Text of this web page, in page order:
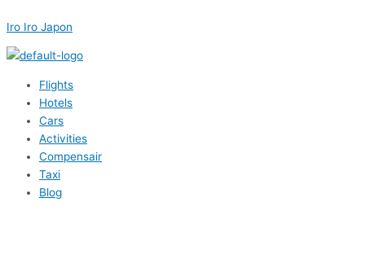
容
を
ス
Iro Iro Japon
Flights
Hotels
Cars
Activities
Compensair
Taxi
Blog
navigation